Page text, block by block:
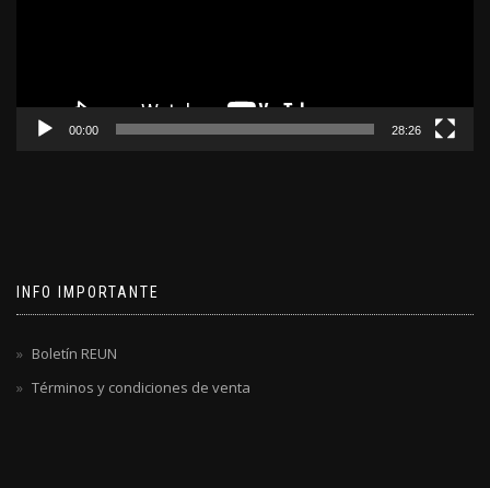
00:00 28:26
INFO IMPORTANTE
Boletín REUN
Términos y condiciones de venta